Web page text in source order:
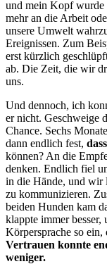
und mein Kopf wurde
mehr an die Arbeit
unsere Umwelt
Ereignissen. Zum
erst kürzlich
ab. Die Zeit, die wir
uns.
Und dennoch, ich
er nicht. Geschweige
Chance. Sechs
dann endlich fest,
können? An die
denken. Endlich fiel
in die Hände, und wir
zu kommunizieren.
beiden Hunden kam
klappte immer besser,
Körpersprache so ein,
Vertrauen konnte
weniger.